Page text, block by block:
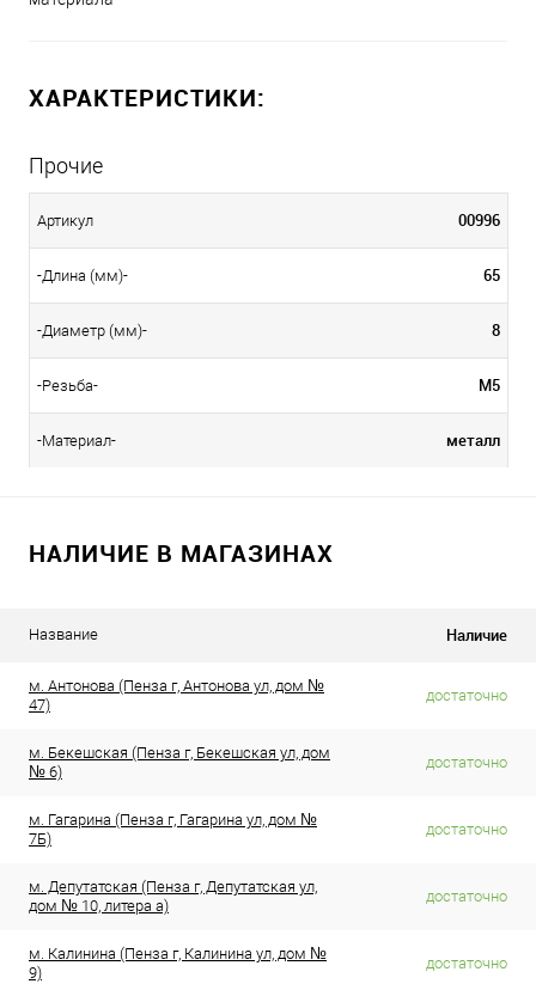
ХАРАКТЕРИСТИКИ:
Прочие
Артикул 00996
-Длина (мм)- 65
-Диаметр (мм)- 8
-Резьба- М5
-Материал- металл
НАЛИЧИЕ В МАГАЗИНАХ
Название Наличие
м. Антонова (Пенза г, Антонова ул, дом №
47)
достаточно
м. Бекешская (Пенза г, Бекешская ул, дом
№ 6)
достаточно
м. Гагарина (Пенза г, Гагарина ул, дом №
7Б)
достаточно
м. Депутатская (Пенза г, Депутатская ул,
дом № 10, литера а)
достаточно
м. Калинина (Пенза г, Калинина ул, дом №
9)
достаточно